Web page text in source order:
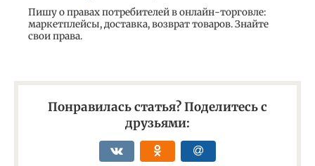
Пишу о правах потребителей в онлайн-торговле:
маркетплейсы, доставка, возврат товаров. Знайте
свои права.
Понравилась статья? Поделитесь с
друзьями: